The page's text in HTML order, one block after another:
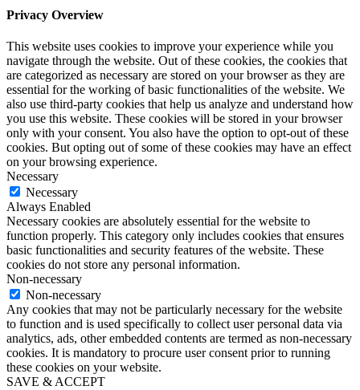
Privacy Overview
This website uses cookies to improve your experience while you
navigate through the website. Out of these cookies, the cookies that
are categorized as necessary are stored on your browser as they are
essential for the working of basic functionalities of the website. We
also use third-party cookies that help us analyze and understand how
you use this website. These cookies will be stored in your browser
only with your consent. You also have the option to opt-out of these
cookies. But opting out of some of these cookies may have an effect
on your browsing experience.
Necessary
Necessary
Always Enabled
Necessary cookies are absolutely essential for the website to
function properly. This category only includes cookies that ensures
basic functionalities and security features of the website. These
cookies do not store any personal information.
Non-necessary
Non-necessary
Any cookies that may not be particularly necessary for the website
to function and is used specifically to collect user personal data via
analytics, ads, other embedded contents are termed as non-necessary
cookies. It is mandatory to procure user consent prior to running
these cookies on your website.
SAVE & ACCEPT